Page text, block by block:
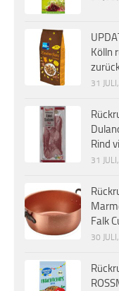
Kölln
31
Rind
31
Falk
30